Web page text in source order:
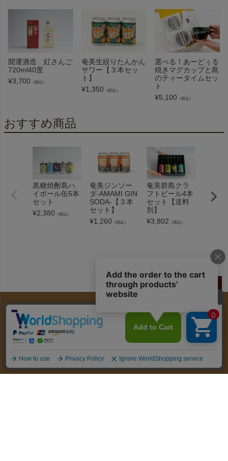
開運酒造 紅さんご
720ml40度
¥3,700 （税込）
奄美生絞りたんかん
サワー【３本セッ
ト】
¥1,350 （税込）
選べる！あーどぅる
焼きマグカップと島
のティータイムセッ
ト
¥5,100 （税込）
おすすめ商品
黒糖焼酎島ハ
イボール缶5本
セット
¥2,380 （税込）
奄美ジンソー
ダ-AMAMI GIN
SODA-【３本
セット】
¥1,260 （税込）
奄美群島クラ
フトビール4本
セット【送料
別】
¥3,802 （税込）
フト
と、
ジト
ップ
へ
新規会員登録で ポイントプレゼント